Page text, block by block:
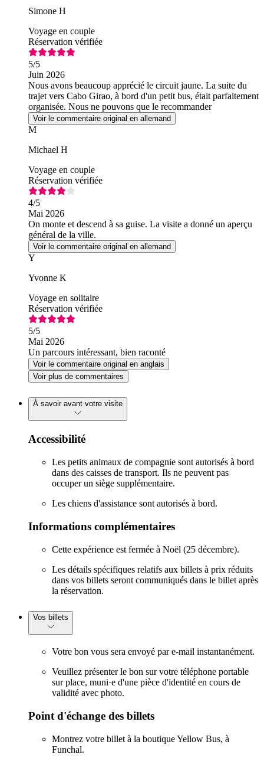
Simone H
Voyage en couple
Réservation vérifiée
5/5
Juin 2026
Nous avons beaucoup apprécié le circuit jaune. La suite du
trajet vers Cabo Girao, à bord d'un petit bus, était parfaitement
organisée. Nous ne pouvons que le recommander
Voir le commentaire original en allemand
M
Michael H
Voyage en couple
Réservation vérifiée
4/5
Mai 2026
On monte et descend à sa guise. La visite a donné un aperçu
général de la ville.
Voir le commentaire original en allemand
Y
Yvonne K
Voyage en solitaire
Réservation vérifiée
5/5
Mai 2026
Un parcours intéressant, bien raconté
Voir le commentaire original en anglais
Voir plus de commentaires
À savoir avant votre visite
Accessibilité
Les petits animaux de compagnie sont autorisés à bord
dans des caisses de transport. Ils ne peuvent pas
occuper un siège supplémentaire.
Les chiens d'assistance sont autorisés à bord.
Informations complémentaires
Cette expérience est fermée à Noël (25 décembre).
Les détails spécifiques relatifs aux billets à prix réduits
dans vos billets seront communiqués dans le billet après
la réservation.
Vos billets
Votre bon vous sera envoyé par e-mail instantanément.
Veuillez présenter le bon sur votre téléphone portable
sur place, muni·e d'une pièce d'identité en cours de
validité avec photo.
Point d'échange des billets
Montrez votre billet à la boutique Yellow Bus, à
Funchal.